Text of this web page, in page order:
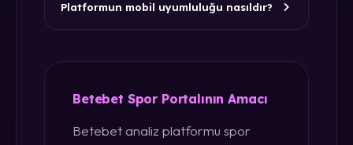
Platformun mobil uyumluluğu nasıldır?
Betebet Spor Portalının Amacı
Betebet analiz platformu spor